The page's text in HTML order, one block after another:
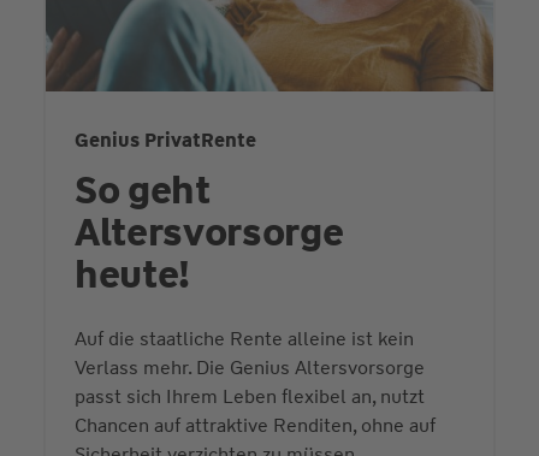
Genius PrivatRente
So geht
Altersvorsorge
heute!
Auf die staatliche Rente alleine ist kein
Verlass mehr. Die Genius Altersvorsorge
passt sich Ihrem Leben flexibel an, nutzt
Chancen auf attraktive Renditen, ohne auf